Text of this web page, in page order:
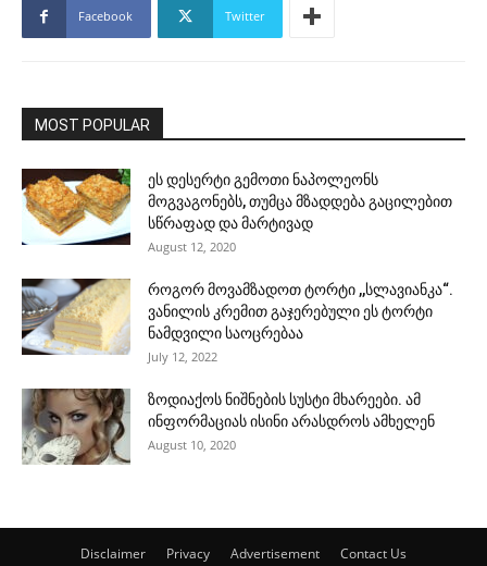
Facebook Twitter
MOST POPULAR
ეს დესერტი გემოთი ნაპოლეონს
მოგვაგონებს, თუმცა მზადდება გაცილებით
სწრაფად და მარტივად
August 12, 2020
როგორ მოვამზადოთ ტორტი ,,სლავიანკა“.
ვანილის კრემით გაჯერებული ეს ტორტი
ნამდვილი საოცრებაა
July 12, 2022
ზოდიაქოს ნიშნების სუსტი მხარეები. ამ
ინფორმაციას ისინი არასდროს ამხელენ
August 10, 2020
Disclaimer Privacy Advertisement Contact Us